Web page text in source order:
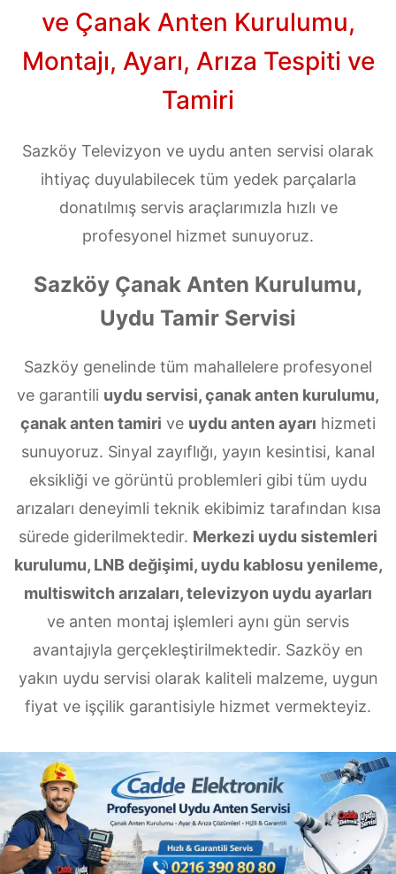
ve Çanak Anten Kurulumu,
Montajı, Ayarı, Arıza Tespiti ve
Tamiri
Sazköy Televizyon ve uydu anten servisi olarak
ihtiyaç duyulabilecek tüm yedek parçalarla
donatılmış servis araçlarımızla hızlı ve
profesyonel hizmet sunuyoruz.
Sazköy Çanak Anten Kurulumu,
Uydu Tamir Servisi
Sazköy genelinde tüm mahallelere profesyonel
ve garantili uydu servisi, çanak anten kurulumu,
çanak anten tamiri ve uydu anten ayarı hizmeti
sunuyoruz. Sinyal zayıflığı, yayın kesintisi, kanal
eksikliği ve görüntü problemleri gibi tüm uydu
arızaları deneyimli teknik ekibimiz tarafından kısa
sürede giderilmektedir. Merkezi uydu sistemleri
kurulumu, LNB değişimi, uydu kablosu yenileme,
multiswitch arızaları, televizyon uydu ayarları
ve anten montaj işlemleri aynı gün servis
avantajıyla gerçekleştirilmektedir. Sazköy en
yakın uydu servisi olarak kaliteli malzeme, uygun
fiyat ve işçilik garantisiyle hizmet vermekteyiz.